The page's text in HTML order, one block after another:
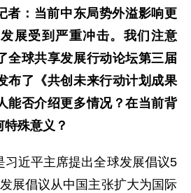
者：当前中东局势外溢影响更
展受到严重冲击。我们注意
全球共享发展行动论坛第三届
布了《共创未来行动计划成果
能否介绍更多情况？在当前背
殊意义？
习近平主席提出全球发展倡议5
展倡议从中国主张扩大为国际